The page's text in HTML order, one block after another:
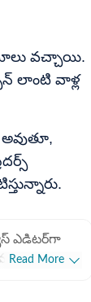
వచ్చాయి.
లాంటి వాళ్ల
ఎడిటర్‌గా
కలిగిన
Read More